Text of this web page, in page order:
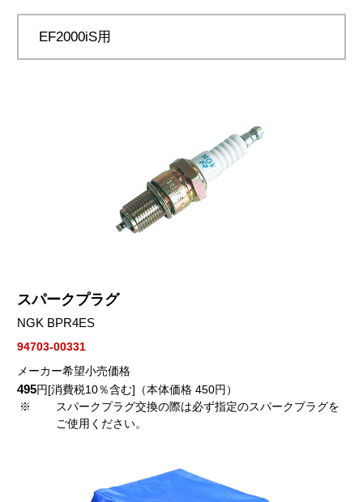
EF2000iS用
スパークプラグ
NGK BPR4ES
94703-00331
メーカー希望小売価格
495円[消費税10％含む]（本体価格 450円）
※
スパークプラグ交換の際は必ず指定のスパークプラグを
ご使用ください。